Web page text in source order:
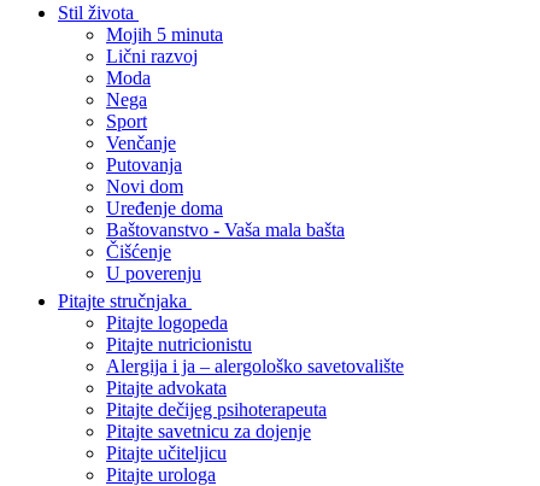
Stil života
Mojih 5 minuta
Lični razvoj
Moda
Nega
Sport
Venčanje
Putovanja
Novi dom
Uređenje doma
Baštovanstvo - Vaša mala bašta
Čišćenje
U poverenju
Pitajte stručnjaka
Pitajte logopeda
Pitajte nutricionistu
Alergija i ja – alergološko savetovalište
Pitajte advokata
Pitajte dečijeg psihoterapeuta
Pitajte savetnicu za dojenje
Pitajte učiteljicu
Pitajte urologa